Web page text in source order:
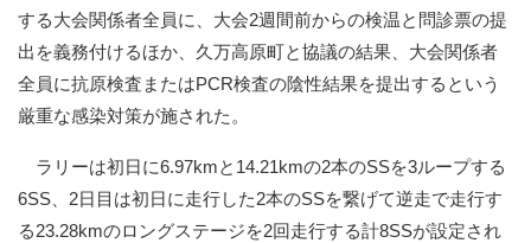
する大会関係者全員に、大会2週間前からの検温と問診票の提
出を義務付けるほか、久万高原町と協議の結果、大会関係者
全員に抗原検査またはPCR検査の陰性結果を提出するという
厳重な感染対策が施された。
ラリーは初日に6.97kmと14.21kmの2本のSSを3ループする
6SS、2日目は初日に走行した2本のSSを繋げて逆走で走行す
る23.28kmのロングステージを2回走行する計8SSが設定され